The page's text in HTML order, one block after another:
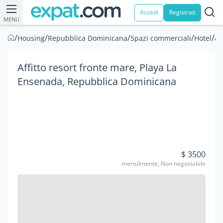
MENU
Accedi Registrati
/Housing/Repubblica Dominicana/Spazi commerciali/Hotel/
Affitto resort fronte mare, Playa La
Ensenada, Repubblica Dominicana
$ 3500
mensilmente, Non negoziabile